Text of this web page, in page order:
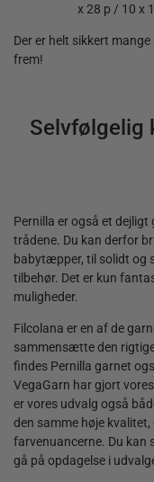
x 28 p / 10 x
Der er helt sikkert
frem!
Selvfølgelig
Pernilla er også et
trådene. Du kan derfor
babytæpper, til solidt og
tilbehør. Det er kun
muligheder.
Filcolana er en af de
sammensætte den
findes Pernilla garnet
VegaGarn har gjort
er vores udvalg også
den samme høje
farvenuancerne. Du kan
gå på opdagelse i